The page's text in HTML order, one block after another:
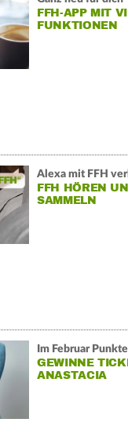
FFH-APP MIT
FUNKTIONEN
Alexa mit FFH
FFH HÖREN
SAMMELN
Im Februar
GEWINNE
ANASTACIA